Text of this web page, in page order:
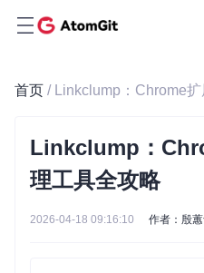
首页 / Linkclump：Chrome
Linkclump：
理工具全攻略
2026-04-18 09:16:10 作者：殷